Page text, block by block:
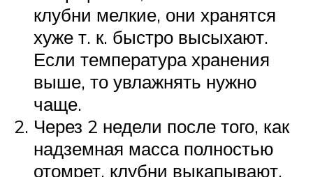
клубни мелкие, они хранятся
хуже т. к. быстро высыхают.
Если температура хранения
выше, то увлажнять нужно
чаще.
Через 2 недели после того, как
надземная масса полностью
отомрет, клубни выкапывают,